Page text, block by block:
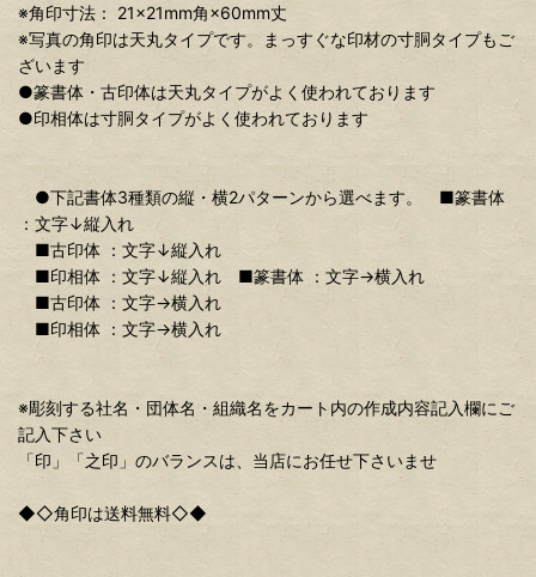
※角印寸法： 21×21mm角×60mm丈
※写真の角印は天丸タイプです。まっすぐな印材の寸胴タイプもご
ざいます
●篆書体・古印体は天丸タイプがよく使われております
●印相体は寸胴タイプがよく使われております
●下記書体3種類の縦・横2パターンから選べます。 ■篆書体
：文字↓縦入れ
■古印体 ：文字↓縦入れ
■印相体 ：文字↓縦入れ ■篆書体 ：文字→横入れ
■古印体 ：文字→横入れ
■印相体 ：文字→横入れ
※彫刻する社名・団体名・組織名をカート内の作成内容記入欄にご
記入下さい
「印」「之印」のバランスは、当店にお任せ下さいませ
◆◇角印は送料無料◇◆